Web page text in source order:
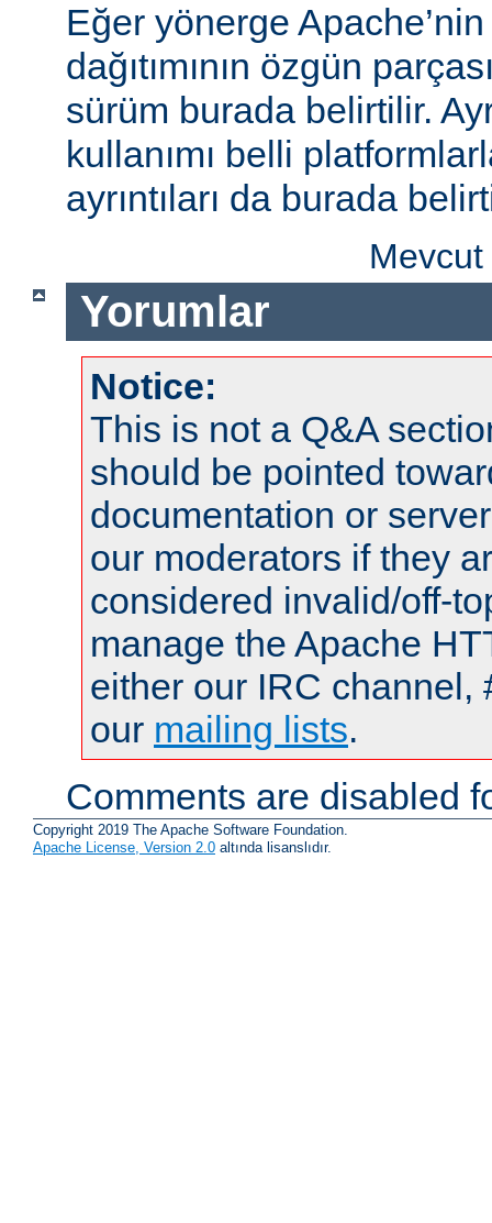
Eğer yönerge
dağıtımının özgün
sürüm burada belirtilir.
kullanımı belli
ayrıntıları da burada
Yorumlar
Notice:
This is not a Q&A
should be pointed
documentation or
our moderators if they
considered invalid/off-
manage the Apache
either our IRC channel,
our mailing lists.
Comments are disabled
Copyright 2019 The Apache Software Foundation.
Apache License, Version 2.0 altında lisanslıdır.